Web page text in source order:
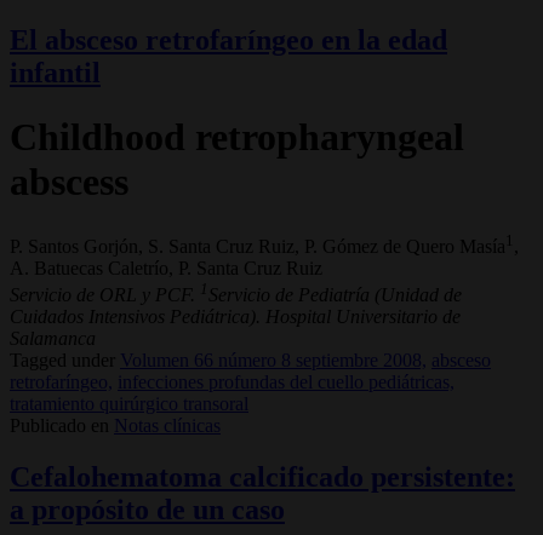
El absceso retrofaríngeo en la edad
infantil
Childhood retropharyngeal
abscess
P. Santos Gorjón, S. Santa Cruz Ruiz, P. Gómez de Quero Masía 1
A. Batuecas Caletrío, P. Santa Cruz Ruiz
Servicio de ORL y PCF. 1 Servicio de Pediatría (Unidad de
Cuidados Intensivos Pediátrica). Hospital Universitario de
Salamanca
Tagged under
Volumen 66 número 8 septiembre 2008, absceso
retrofaríngeo,
infecciones profundas del cuello pediátricas,
tratamiento quirúrgico transoral
Publicado en
Notas clínicas
Cefalohematoma calcificado persistente:
a propósito de un caso